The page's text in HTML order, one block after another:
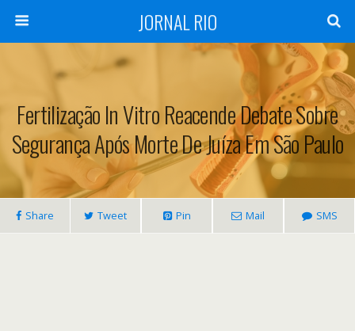
JORNAL RIO
Fertilização In Vitro Reacende Debate Sobre
Segurança Após Morte De Juíza Em São Paulo
Share Tweet Pin Mail SMS